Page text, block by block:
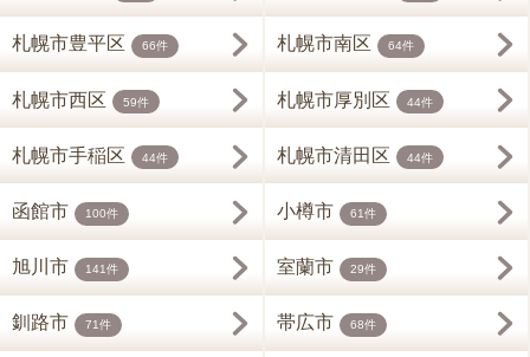
札幌市豊平区 66件 札幌市南区 64件
札幌市西区 59件 札幌市厚別区 44件
札幌市手稲区 44件 札幌市清田区 44件
函館市 100件 小樽市 61件
旭川市 141件 室蘭市 29件
釧路市 71件 帯広市 68件